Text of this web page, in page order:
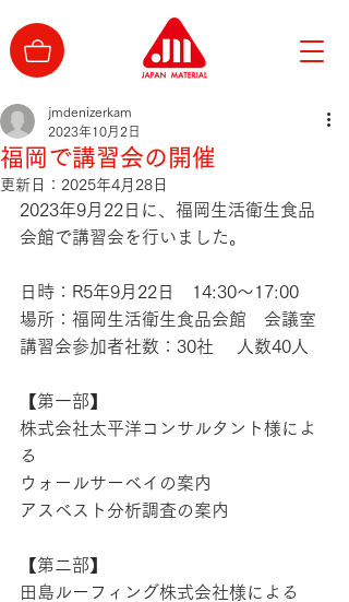
福岡で講習会の開催
jmdenizerkam
2023年10月2日
更新日： 2025年4月28日
2023年9月22日に、福岡生活衛生食品
会館で講習会を行いました。
日時：R5年9月22日　14:30～17:00
場所：福岡生活衛生食品会館　会議室
講習会参加者社数：30社　 人数40人
【第一部】
株式会社太平洋コンサルタント様によ
る
ウォールサーベイの案内
アスベスト分析調査の案内
【第二部】
田島ルーフィング株式会社様による